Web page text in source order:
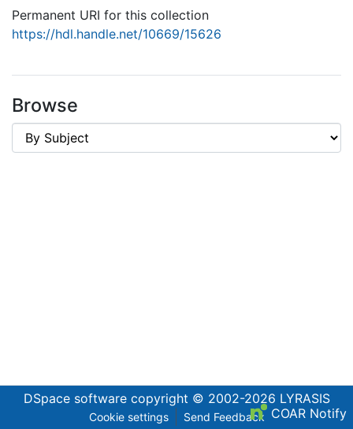
Statistics
Permanent URI for this collection
https://hdl.handle.net/10669/15626
Browse
DSpace softwarecopyright © 2002-2026 LYRASIS
Cookie settings Send Feedback COAR Notify